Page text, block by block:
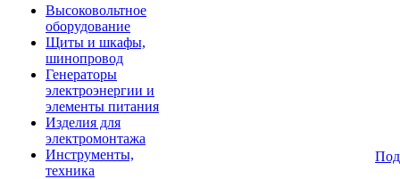
Высоковольтное
оборудование
Щиты и шкафы,
шинопровод
Генераторы
электроэнергии и
элементы питания
Изделия для
электромонтажа
Инструменты,
техника